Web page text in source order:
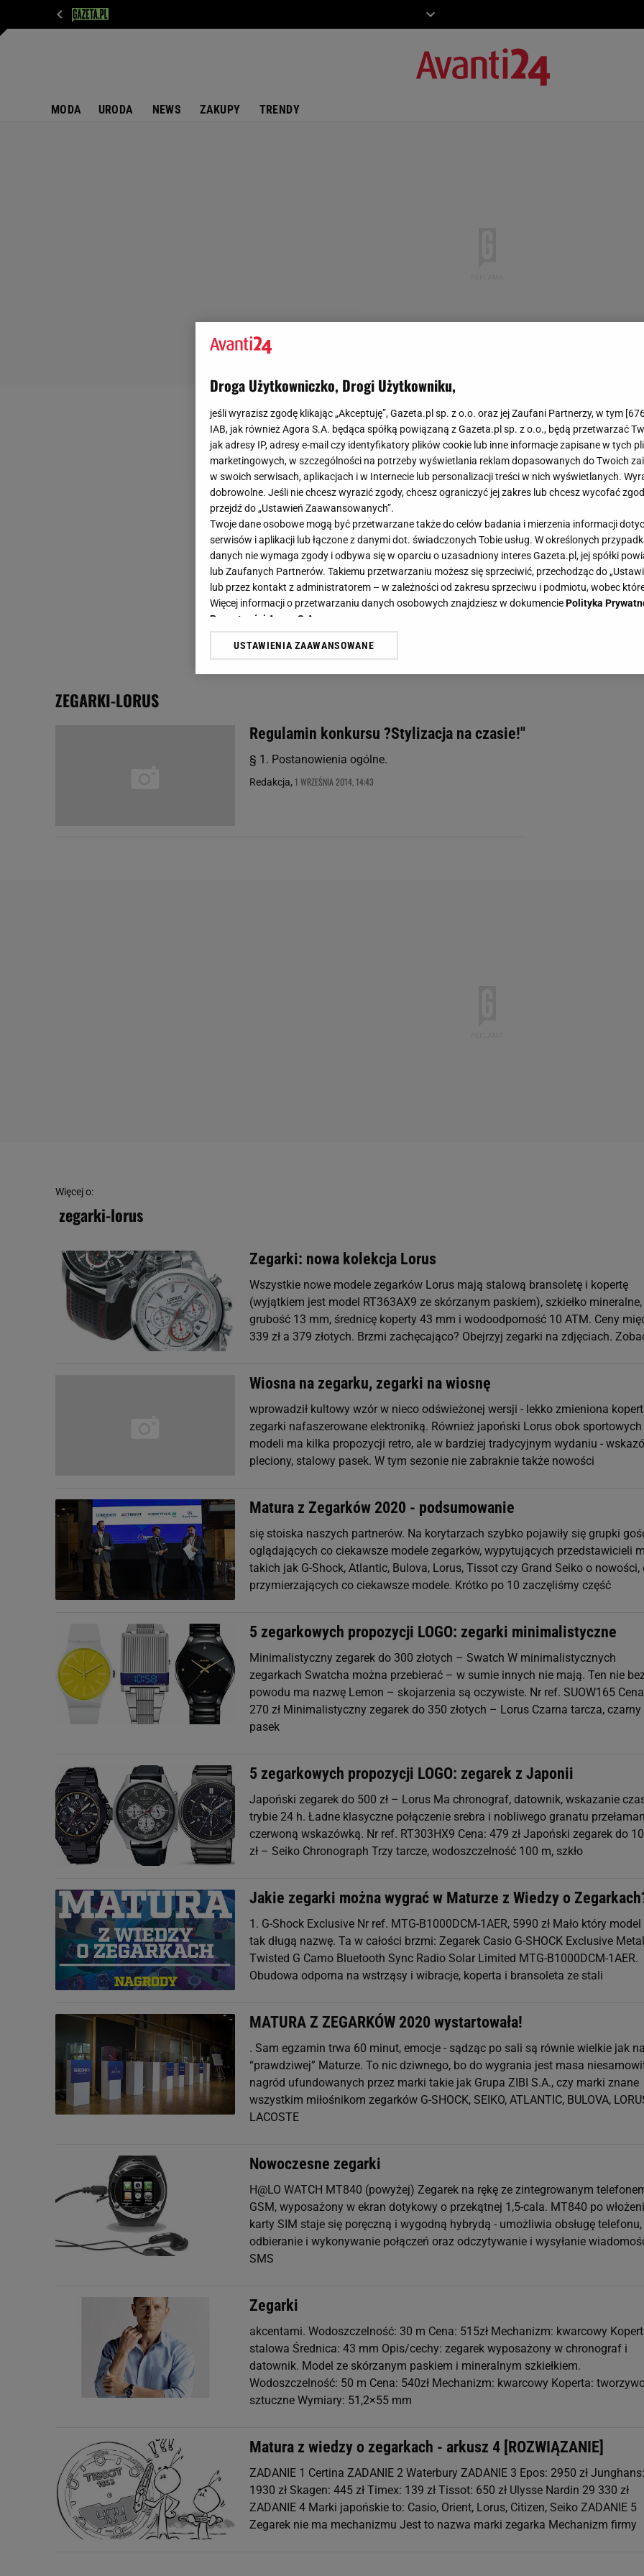
MODA URODA NEWS ZAKUPY TRENDY
ZEGARKI-LORUS
Regulamin konkursu ?Stylizacja na czasie!"
§ 1. Postanowienia ogólne.
Redakcja, 1 WRZEŚNIA 2014, 14:43
Więcej o:
zegarki-lorus
Zegarki: nowa kolekcja Lorus
Wszystkie nowe modele zegarków Lorus mają stalową bransoletę i kopertę
(wyjątkiem jest model RT363AX9 ze skórzanym paskiem), szkiełko mineralne,
grubość 13 mm, średnicę koperty 43 mm i wodoodporność 10 ATM. Ceny
339 zł a 379 złotych. Brzmi zachęcająco? Obejrzyj zegarki na zdjęciach.
Wiosna na zegarku, zegarki na wiosnę
wprowadził kultowy wzór w nieco odświeżonej wersji - lekko zmieniona
zegarki nafaszerowane elektroniką. Również japoński Lorus obok sportowych
modeli ma kilka propozycji retro, ale w bardziej tradycyjnym wydaniu -
pleciony, stalowy pasek. W tym sezonie nie zabraknie także nowości
Matura z Zegarków 2020 - podsumowanie
się stoiska naszych partnerów. Na korytarzach szybko pojawiły się grupki
oglądających co ciekawsze modele zegarków, wypytujących przedstawicieli
takich jak G-Shock, Atlantic, Bulova, Lorus, Tissot czy Grand Seiko o nowości,
przymierzających co ciekawsze modele. Krótko po 10 zaczęliśmy część
5 zegarkowych propozycji LOGO: zegarki minimalistyczne
Minimalistyczny zegarek do 300 złotych – Swatch W minimalistycznych
zegarkach Swatcha można przebierać – w sumie innych nie mają. Ten nie
powodu ma nazwę Lemon – skojarzenia są oczywiste. Nr ref. SUOW165
270 zł Minimalistyczny zegarek do 350 złotych – Lorus Czarna tarcza, czarny
pasek
5 zegarkowych propozycji LOGO: zegarek z Japonii
Japoński zegarek do 500 zł – Lorus Ma chronograf, datownik, wskazanie
trybie 24 h. Ładne klasyczne połączenie srebra i nobliwego granatu
czerwoną wskazówką. Nr ref. RT303HX9 Cena: 479 zł Japoński zegarek do
zł – Seiko Chronograph Trzy tarcze, wodoszczelność 100 m, szkło
Jakie zegarki można wygrać w Maturze z Wiedzy o
1. G-Shock Exclusive Nr ref. MTG-B1000DCM-1AER, 5990 zł Mało który
tak długą nazwę. Ta w całości brzmi: Zegarek Casio G-SHOCK Exclusive Metal
Twisted G Camo Bluetooth Sync Radio Solar Limited MTG-B1000DCM-1AER.
Obudowa odporna na wstrząsy i wibracje, koperta i bransoleta ze stali
MATURA Z ZEGARKÓW 2020 wystartowała!
. Sam egzamin trwa 60 minut, emocje - sądząc po sali są równie wielkie jak na
“prawdziwej” Maturze. To nic dziwnego, bo do wygrania jest masa
nagród ufundowanych przez marki takie jak Grupa ZIBI S.A., czy marki znane
wszystkim miłośnikom zegarków G-SHOCK, SEIKO, ATLANTIC, BULOVA,
LACOSTE
Nowoczesne zegarki
H@LO WATCH MT840 (powyżej) Zegarek na rękę ze zintegrowanym
GSM, wyposażony w ekran dotykowy o przekątnej 1,5-cala. MT840 po
karty SIM staje się poręczną i wygodną hybrydą - umożliwia obsługę telefonu,
odbieranie i wykonywanie połączeń oraz odczytywanie i wysyłanie
SMS
Zegarki
akcentami. Wodoszczelność: 30 m Cena: 515zł Mechanizm: kwarcowy
stalowa Średnica: 43 mm Opis/cechy: zegarek wyposażony w chronograf i
datownik. Model ze skórzanym paskiem i mineralnym szkiełkiem.
Wodoszczelność: 50 m Cena: 540zł Mechanizm: kwarcowy Koperta:
sztuczne Wymiary: 51,2×55 mm
Matura z wiedzy o zegarkach - arkusz 4 [ROZWIĄZANIE]
ZADANIE 1 Certina ZADANIE 2 Waterbury ZADANIE 3 Epos: 2950 zł Junghans:
1930 zł Skagen: 445 zł Timex: 139 zł Tissot: 650 zł Ulysse Nardin 29 330 zł
ZADANIE 4 Marki japońskie to: Casio, Orient, Lorus, Citizen, Seiko ZADANIE 5
Zegarek nie ma mechanizmu Jest to nazwa marki zegarka Mechanizm firmy
Droga Użytkowniczko, Drogi Użytkowniku,
jeśli wyrazisz zgodę klikając „Akceptuję”, Gazeta.pl sp. z o.o. oraz jej Zaufani Partnerzy, w tym [
IAB, jak również Agora S.A. będąca spółką powiązaną z Gazeta.pl sp. z o.o., będą przetwarzać
jak adresy IP, adresy e-mail czy identyfikatory plików cookie lub inne informacje zapisane w tych
marketingowych, w szczególności na potrzeby wyświetlania reklam dopasowanych do Twoich
w swoich serwisach, aplikacjach i w Internecie lub personalizacji treści w nich wyświetlanych.
dobrowolne. Jeśli nie chcesz wyrazić zgody, chcesz ograniczyć jej zakres lub chcesz wycofać
przejdź do „Ustawień Zaawansowanych”.
Twoje dane osobowe mogą być przetwarzane także do celów badania i mierzenia informacji
serwisów i aplikacji lub łączone z danymi dot. świadczonych Tobie usług. W określonych
danych nie wymaga zgody i odbywa się w oparciu o uzasadniony interes Gazeta.pl, jej spółki
lub Zaufanych Partnerów. Takiemu przetwarzaniu możesz się sprzeciwić, przechodząc do
lub przez kontakt z administratorem – w zależności od zakresu sprzeciwu i podmiotu, wobec
Więcej informacji o przetwarzaniu danych osobowych znajdziesz w dokumenciePolityka
Prywatności Agora S.A.
Klikając „Akceptuję” wyrażasz też zgodę na zainstalowanie i przechowywanie plików cookie
My, nasi Zaufani Partnerzy i Agora S.A. możemy przetwarzać dane osobowe w następujących
Użycie dokładnych danych geolokalizacyjnych. Aktywne skanowanie charakterystyki urządzenia
Przechowywanie informacji na urządzeniu lub dostęp do nich. Spersonalizowane reklamy i treści,
badnie odbiorców i ulepszanie usług.
USTAWIENIA ZAAWANSOWANE